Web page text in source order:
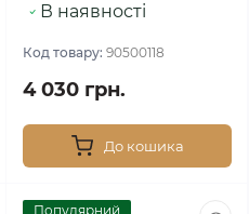
В наявності
Код товару: 90500118
4 030 грн.
До кошика
Популярний